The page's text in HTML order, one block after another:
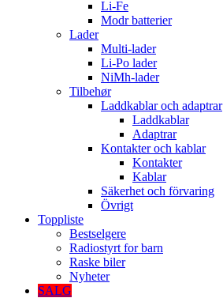
Li-Fe
Modr batterier
Lader
Multi-lader
Li-Po lader
NiMh-lader
Tilbehør
Laddkablar och adaptrar
Laddkablar
Adaptrar
Kontakter och kablar
Kontakter
Kablar
Säkerhet och förvaring
Övrigt
Toppliste
Bestselgere
Radiostyrt for barn
Raske biler
Nyheter
SALG